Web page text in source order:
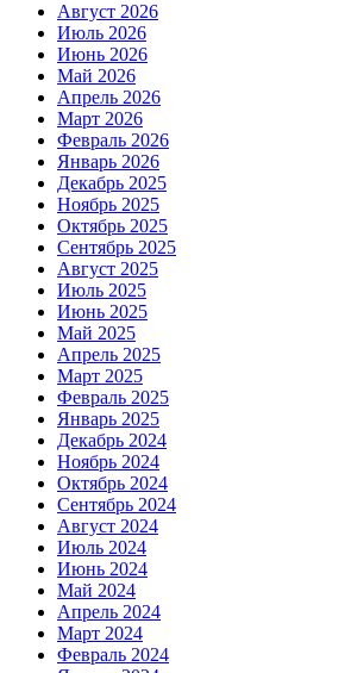
Август 2026
Июль 2026
Июнь 2026
Май 2026
Апрель 2026
Март 2026
Февраль 2026
Январь 2026
Декабрь 2025
Ноябрь 2025
Октябрь 2025
Сентябрь 2025
Август 2025
Июль 2025
Июнь 2025
Май 2025
Апрель 2025
Март 2025
Февраль 2025
Январь 2025
Декабрь 2024
Ноябрь 2024
Октябрь 2024
Сентябрь 2024
Август 2024
Июль 2024
Июнь 2024
Май 2024
Апрель 2024
Март 2024
Февраль 2024